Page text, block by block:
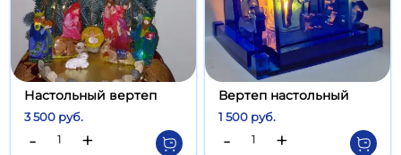
Настольный вертеп
3 500 руб.
- +
Вертеп настольный
1 500 руб.
- +